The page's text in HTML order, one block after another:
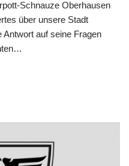
Schnauze Oberhausen
über unsere Stadt
Antwort auf seine Fragen